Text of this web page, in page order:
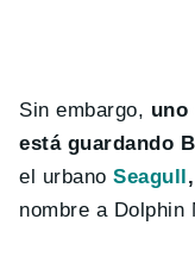
Sin embargo, uno
está guardando
el urbanoSeagull ,
nombre a Dolphin